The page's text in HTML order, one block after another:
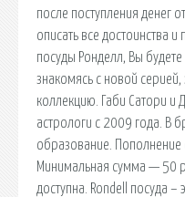
после поступления денег
описать все достоинства
посуды Ронделл, Вы
знакомясь с новой
коллекцию. Габи Сатори и
астрологи с 2009 года. В
образование. Пополнение
Минимальная сумма — 50
доступна. Rondell посуда